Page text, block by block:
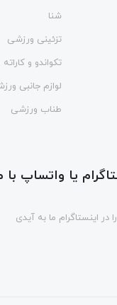
شنا
تزئینی ورزشی
تکواندو و کاراته
لوازم جانبی
طناب ورزشی
یا واتساپ با
در اینستاگرام ما به آیدی